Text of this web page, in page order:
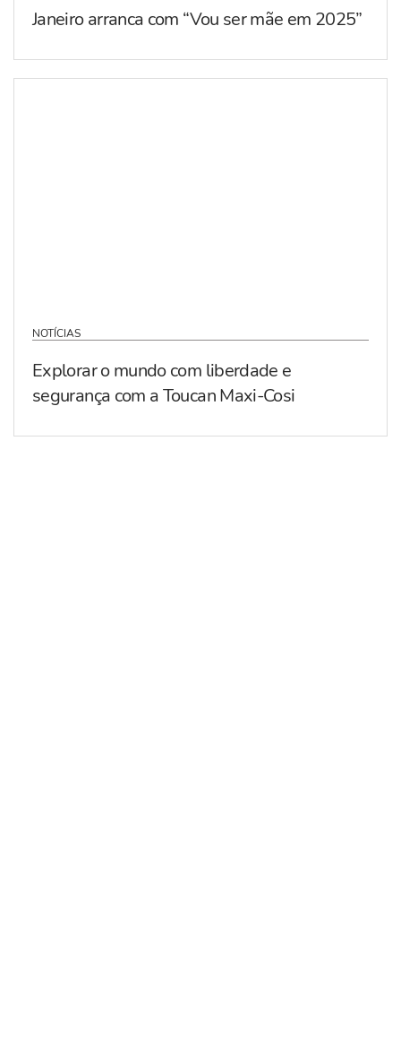
Janeiro arranca com “Vou ser mãe em 2025”
NOTÍCIAS
Explorar o mundo com liberdade e
segurança com a Toucan Maxi-Cosi